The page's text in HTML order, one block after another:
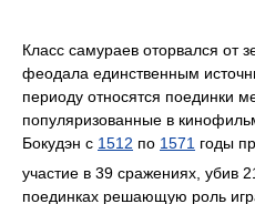
Класс самураев оторвался от
феодала единственным
периоду относятся поединки
популяризованные в
Бокудэн с 1512 по 1571 годы
участие в 39 сражениях, убив
поединках решающую роль